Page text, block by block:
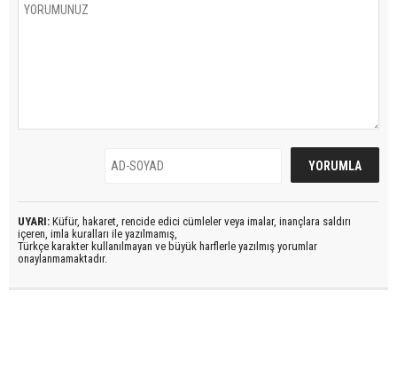
UYARI: Küfür, hakaret, rencide edici cümleler veya imalar, inançlara saldırı
içeren, imla kuralları ile yazılmamış,
Türkçe karakter kullanılmayan ve büyük harflerle yazılmış yorumlar
onaylanmamaktadır.